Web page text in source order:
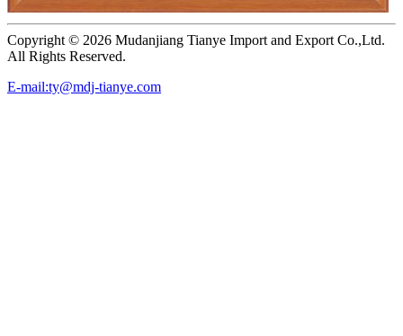
Copyright © 2026 Mudanjiang Tianye Import and Export Co.,Ltd.
All Rights Reserved.
E-mail:ty@mdj-tianye.com